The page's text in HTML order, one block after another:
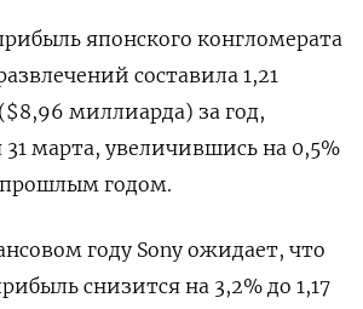
японского конгломерата
составила 1,21
миллиарда) за год,
марта, увеличившись на 0,5%
годом.
году Sony ожидает, что
снизится на 3,2% до 1,17